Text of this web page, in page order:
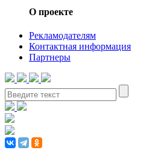
О проекте
Рекламодателям
Контактная информация
Партнеры